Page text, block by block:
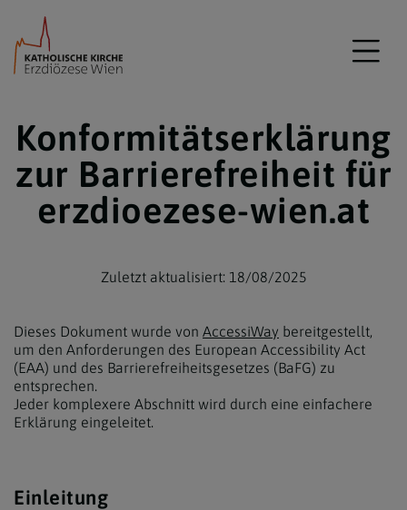
Konformitätserklärung
zur Barrierefreiheit für
erzdioezese-wien.at
Zuletzt aktualisiert: 18/08/2025
Dieses Dokument wurde von AccessiWay bereitgestellt,
um den Anforderungen des European Accessibility Act
(EAA) und des Barrierefreiheitsgesetzes (BaFG) zu
entsprechen.
Jeder komplexere Abschnitt wird durch eine einfachere
Erklärung eingeleitet.
Einleitung